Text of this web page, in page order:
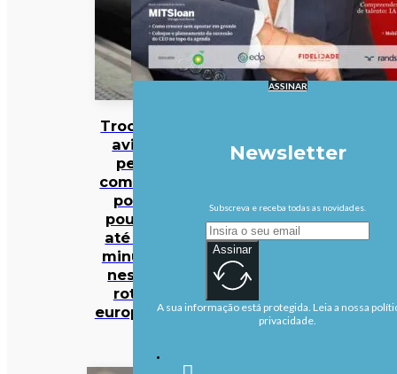
Trocar o
avião
pelo
comboio
pode
poupar
até 140
minutos
nestas
rotas
europeias
ASSINAR
Newsletter
Subscreva e receba todas as novidades.
Assinar
A sua informação está protegida. Leia a nossa
privacidade.